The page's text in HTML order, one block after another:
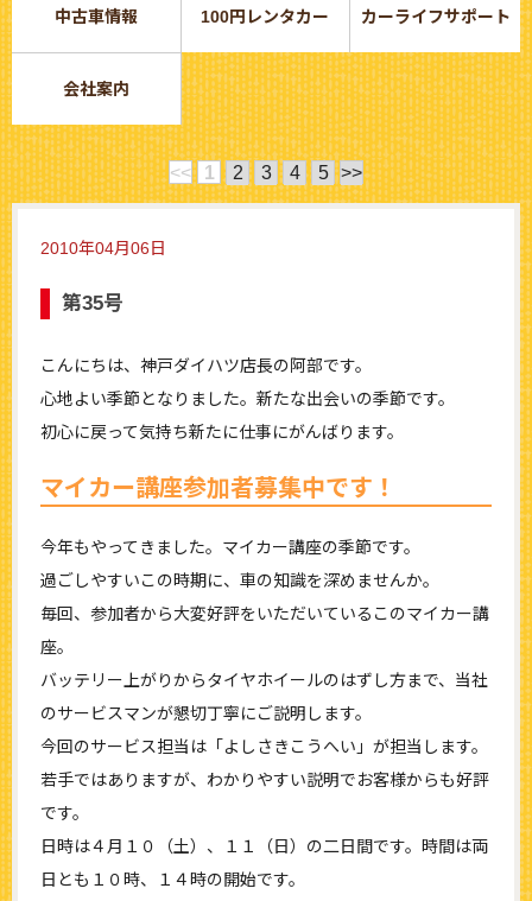
中古車情報 100円レンタカー カーライフサポート
会社案内
<< 1 2 3 4 5 >>
2010年04月06日
第35号
こんにちは、神戸ダイハツ店長の阿部です。
心地よい季節となりました。新たな出会いの季節です。
初心に戻って気持ち新たに仕事にがんばります。
マイカー講座参加者募集中です！
今年もやってきました。マイカー講座の季節です。
過ごしやすいこの時期に、車の知識を深めませんか。
毎回、参加者から大変好評をいただいているこのマイカー講
座。
バッテリー上がりからタイヤホイールのはずし方まで、当社
のサービスマンが懇切丁寧にご説明します。
今回のサービス担当は「よしさきこうへい」が担当します。
若手ではありますが、わかりやすい説明でお客様からも好評
です。
日時は４月１０（土）、１１（日）の二日間です。時間は両
日とも１０時、１４時の開始です。